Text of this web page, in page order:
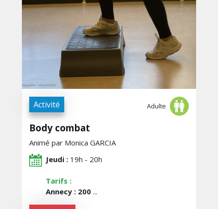
Activité Adulte
Body combat
Animé par Monica GARCIA
Jeudi : 19h - 20h
Tarifs :
Annecy : 200 ...